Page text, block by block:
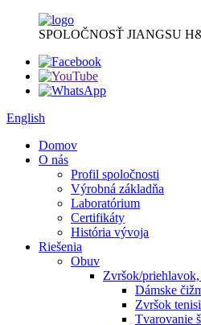
SPOLOČNOSŤ JIANGSU
English
Domov
O nás
Profil spoločnosti
Výrobná základňa
Laboratórium
Certifikáty
História vývoja
Riešenia
Obuv
Zvršok/
Dámske
Zvršok
Tvarovanie